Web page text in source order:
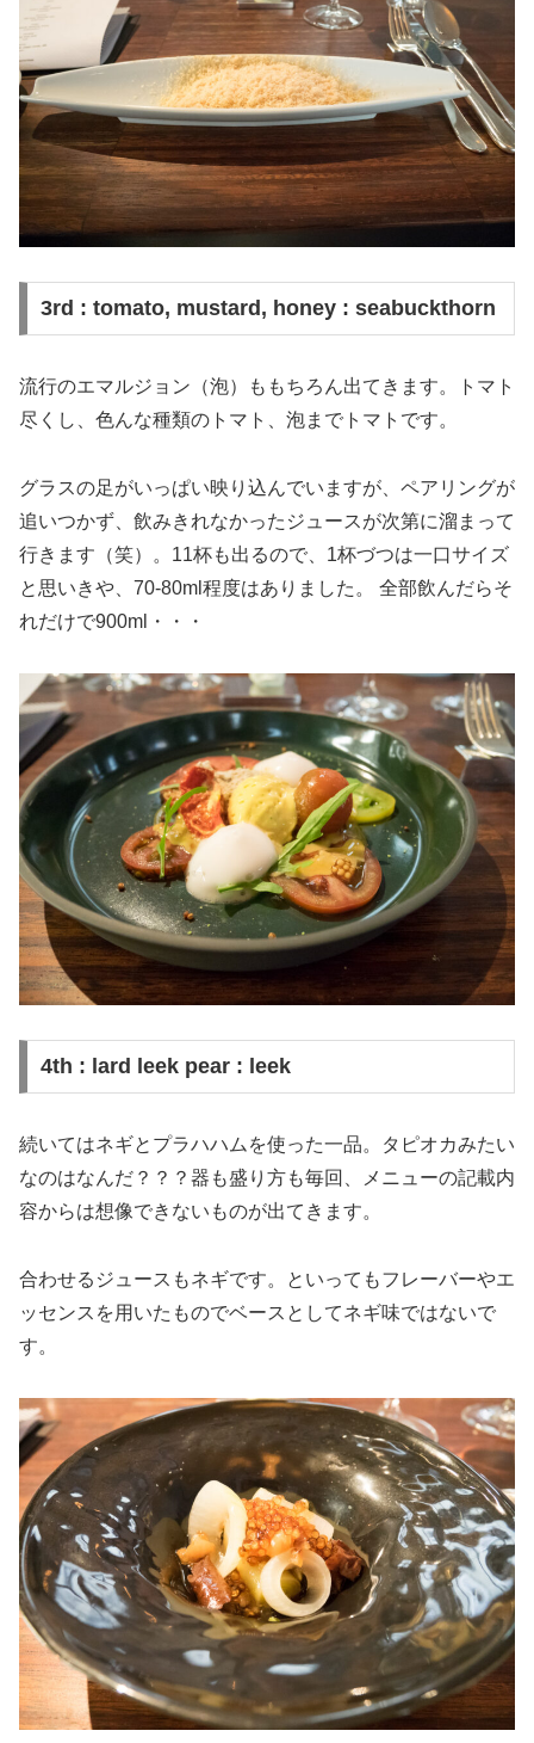
3rd : tomato, mustard, honey : seabuckthorn
流行のエマルジョン（泡）ももちろん出てきます。トマト
尽くし、色んな種類のトマト、泡までトマトです。
グラスの足がいっぱい映り込んでいますが、ペアリングが
追いつかず、飲みきれなかったジュースが次第に溜まって
行きます（笑）。11杯も出るので、1杯づつは一口サイズ
と思いきや、70-80ml程度はありました。 全部飲んだらそ
れだけで900ml・・・
4th : lard leek pear : leek
続いてはネギとプラハハムを使った一品。タピオカみたい
なのはなんだ？？？器も盛り方も毎回、メニューの記載内
容からは想像できないものが出てきます。
合わせるジュースもネギです。といってもフレーバーやエ
ッセンスを用いたものでベースとしてネギ味ではないで
す。